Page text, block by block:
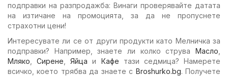
подправки на разпродажба: Винаги проверявайте датата
на изтичане на промоцията, за да не пропуснете
страхотни цени!
Интересувате ли се от други продукти като Мелничка за
подправки? Например, знаете ли колко струва Масло
Мляко ,Сирене ,Яйца и Кафе тази седмица? Намерете
всичко, което трябва да знаете с Broshurko.bg. Получете